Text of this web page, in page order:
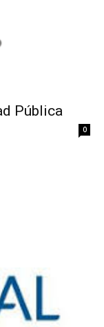
Pública
0